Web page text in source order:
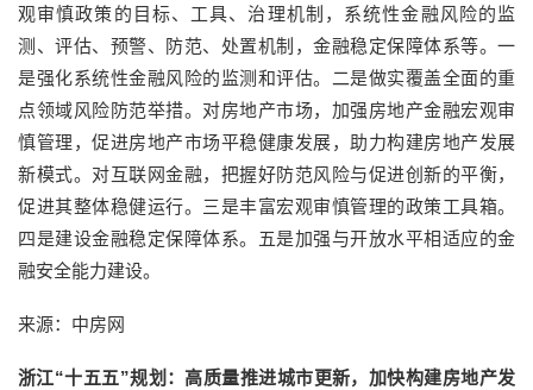
观审慎政策的目标、工具、治理机制，系统性金融风险的监
测、评估、预警、防范、处置机制，金融稳定保障体系等。一
是强化系统性金融风险的监测和评估。二是做实覆盖全面的重
点领域风险防范举措。对房地产市场，加强房地产金融宏观审
慎管理，促进房地产市场平稳健康发展，助力构建房地产发展
新模式。对互联网金融，把握好防范风险与促进创新的平衡，
促进其整体稳健运行。三是丰富宏观审慎管理的政策工具箱。
四是建设金融稳定保障体系。五是加强与开放水平相适应的金
融安全能力建设。
来源：中房网
浙江“十五五”规划：高质量推进城市更新，加快构建房地产发